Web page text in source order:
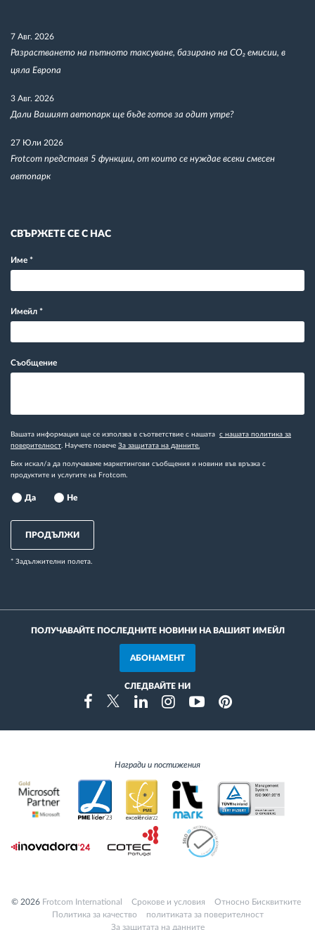
7 Авг. 2026
Разрастването на пътното таксуване, базирано на CO₂ емисии, в
цяла Европа
3 Авг. 2026
Дали Вашият автопарк ще бъде готов за одит утре?
27 Юли 2026
Frotcom представя 5 функции, от които се нуждае всеки смесен
автопарк
СВЪРЖЕТЕ СЕ С НАС
Име *
Имейл *
Съобщение
Вашата информация ще се използва в съответствие с нашата с нашата политика за
поверителност . Научете повече За защитата на данните.
Бих искал/а да получаваме маркетингови съобщения и новини във връзка с
продуктите и услугите на Frotcom.
Да Не
ПРОДЪЛЖИ
* Задължителни полета.
ПОЛУЧАВАЙТЕ ПОСЛЕДНИТЕ НОВИНИ НА ВАШИЯТ ИМЕЙЛ
АБОНАМЕНТ
СЛЕДВАЙТЕ НИ
FacebookTwitterLinkedinInstragramYoutubePinterest
Награди и постижения
© 2026 Frotcom International Cрокове и условия
Относно Бисквитките
Политика за качество
политиката за поверителност
За защитата на данните